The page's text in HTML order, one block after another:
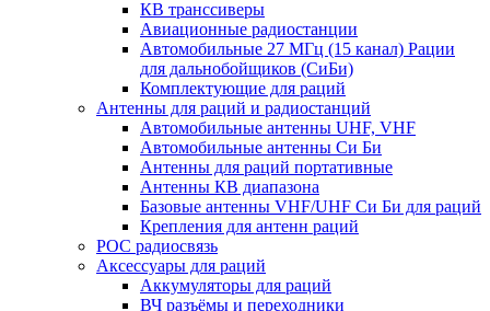
КВ транссиверы
Авиационные радиостанции
Автомобильные 27 МГц (15 канал) Рации
для дальнобойщиков (СиБи)
Комплектующие для раций
Антенны для раций и радиостанций
Автомобильные антенны UHF, VHF
Автомобильные антенны Си Би
Антенны для раций портативные
Антенны КВ диапазона
Базовые антенны VHF/UHF Си Би для раций
Крепления для антенн раций
POC радиосвязь
Аксессуары для раций
Аккумуляторы для раций
ВЧ разъёмы и переходники